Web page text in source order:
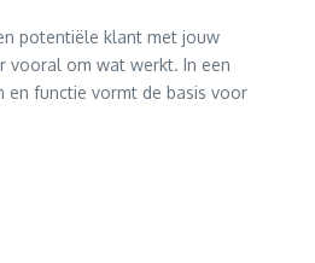
potentiële klant met jouw
vooral om wat werkt. In een
en functie vormt de basis voor